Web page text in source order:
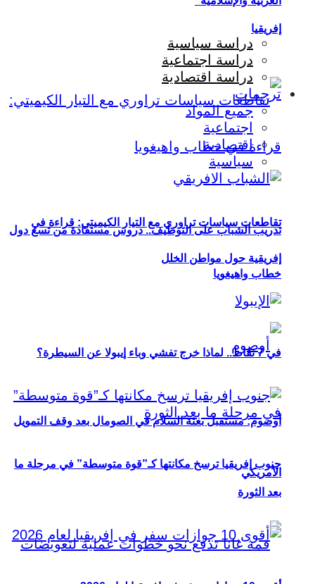
إفريقيا
تقاطعات سياسات تراوري مع التيار الكيميتي: قراءة في
خطاب واهيغويا
أوصوم: مستقبل بعثة السلام في الصومال بعد وقف التمويل
الأمريكي
دراسة سياسية
دراسة اجتماعية
دراسة اقتصادية
ترجمات
جميع المواد
اجتماعية
اقتصادية
سياسية
تدريب الشباب على التوظيف.. دروس مستفادة من تسع دول
إفريقية حول مواطن الخلل
في 7 نقاط.. لماذا خرج تفشي وباء إيبولا عن السيطرة؟
جنوب إفريقيا ترسخ مكانتها كـ”قوة متوسطة” في مرحلة ما
بعد الثورة